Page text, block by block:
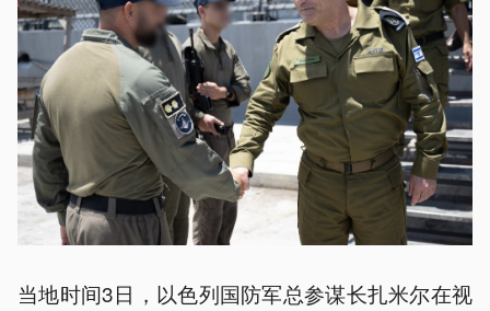
当地时间3日，以色列国防军总参谋长扎米尔在视